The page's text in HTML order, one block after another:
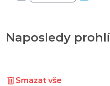
Naposledy
Smazat vše